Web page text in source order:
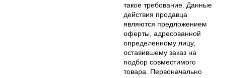
такое требование. Данные
действия продавца
являются предложением
оферты, адресованной
определенному лицу,
оставившему заказ на
подбор совместимого
товара. Первоначально